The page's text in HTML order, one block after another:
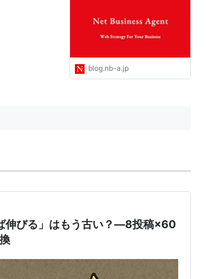
集客やWEB広告運用情報
blog.nb-a.jp
びる」はもう古い？―8投稿×60